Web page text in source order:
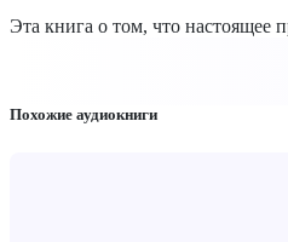
Эта книга о том, что настоящее
Похожие аудиокниги